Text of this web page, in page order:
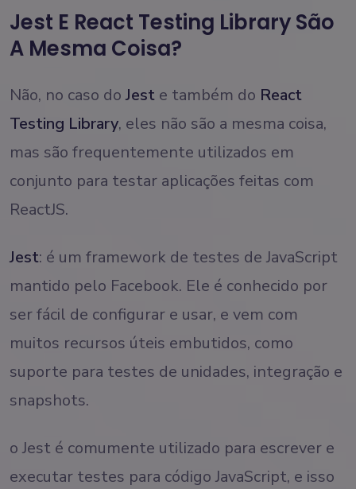
Jest E React Testing Library São
A Mesma Coisa?
Não, no caso do Jest e também do React
Testing Library, eles não são a mesma coisa,
mas são frequentemente utilizados em
conjunto para testar aplicações feitas com
ReactJS.
Jest: é um framework de testes de JavaScript
mantido pelo Facebook. Ele é conhecido por
ser fácil de configurar e usar, e vem com
muitos recursos úteis embutidos, como
suporte para testes de unidades, integração e
snapshots.
o Jest é comumente utilizado para escrever e
executar testes para código JavaScript, e isso